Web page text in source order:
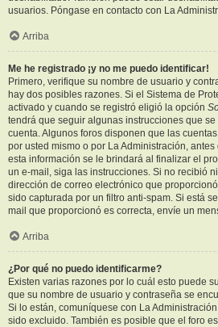
usuarios. Póngase en contacto con La
Arriba
Me he registrado ¡y no me puedo identificar!
Primero, verifique su nombre de usuario y
hay dos posibles razones. Si el Sistema de
activado y cuando se registró eligió la opción
tendrá que seguir algunas instrucciones que
cuenta. Algunos foros disponen que las
por usted mismo o por La Administración,
esta información se le brindará al finalizar el
un e-mail, siga las instrucciones. Si no recibió
dirección de correo electrónico que
sido capturada por un filtro anti-spam. Si está
mail que proporcionó es correcta, envíe un
Arriba
¿Por qué no puedo identificarme?
Existen varias razones por lo cuál esto puede
que su nombre de usuario y contraseña se
Si lo están, comuníquese con La
sido excluido. También es posible que el foro